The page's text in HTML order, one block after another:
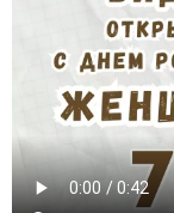
Открытки
Стихи и
ПРАЗДНИКИ
С Днем
Юбилей
ОТЗЫВЫ